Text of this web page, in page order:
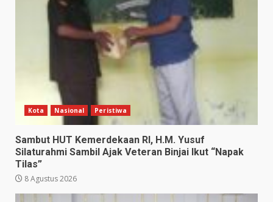
Kota Nasional Peristiwa
Sambut HUT Kemerdekaan RI, H.M. Yusuf
Silaturahmi Sambil Ajak Veteran Binjai Ikut “Napak
Tilas”
8 Agustus 2026